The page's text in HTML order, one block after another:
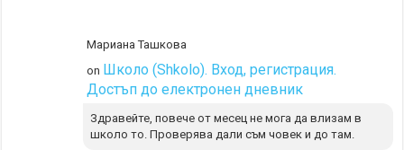
Мариана Ташкова
on Школо (Shkolo). Вход, регистрация.
Достъп до електронен дневник
Здравейте, повече от месец не мога да влизам в
школо то. Проверява дали съм човек и до там.